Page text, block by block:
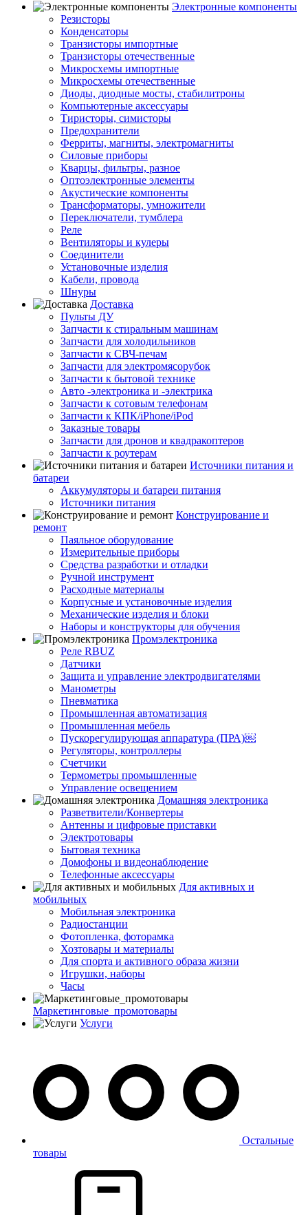
Электронные компоненты
Резисторы
Конденсаторы
Транзисторы импортные
Транзисторы отечественные
Микросхемы импортные
Микросхемы отечественные
Диоды, диодные мосты, стабилитроны
Компьютерные аксессуары
Тиристоры, симисторы
Предохранители
Ферриты, магниты, электромагниты
Силовые приборы
Кварцы, фильтры, разное
Оптоэлектронные элементы
Акустические компоненты
Трансформаторы, умножители
Переключатели, тумблера
Реле
Вентиляторы и кулеры
Соединители
Установочные изделия
Кабели, провода
Шнуры
Доставка
Пульты ДУ
Запчасти к стиральным машинам
Запчасти для холодильников
Запчасти к СВЧ-печам
Запчасти для электромясорубок
Запчасти к бытовой технике
Авто -электроника и -электрика
Запчасти к сотовым телефонам
Запчасти к КПК/iPhone/iPod
Заказные товары
Запчасти для дронов и квадракоптеров
Запчасти к роутерам
Источники питания и
батареи
Аккумуляторы и батареи питания
Источники питания
Конструирование и
ремонт
Паяльное оборудование
Измерительные приборы
Средства разработки и отладки
Ручной инструмент
Расходные материалы
Корпусные и установочные изделия
Механические изделия и блоки
Наборы и конструкторы для обучения
Промэлектроника
Реле RBUZ
Датчики
Защита и управление электродвигателями
Манометры
Пневматика
Промышленная автоматизация
Промышленная мебель
Пускорегулирующая аппаратура (ПРА)￼
Регуляторы, контроллеры
Счетчики
Термометры промышленные
Управление освещением
Домашняя электроника
Разветвители/Конвертеры
Антенны и цифровые приставки
Электротовары
Бытовая техника
Домофоны и видеонаблюдение
Телефонные аксессуары
Для активных и
мобильных
Мобильная электроника
Радиостанции
Фотопленка, фоторамка
Хозтовары и материалы
Для спорта и активного образа жизни
Игрушки, наборы
Часы
Маркетинговые_промотовары
Услуги
Остальные
товары